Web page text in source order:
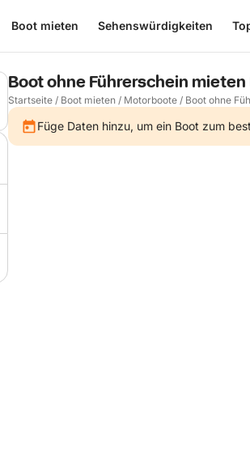
Boot mieten Sehenswürdigkeiten
Boot ohne Führerschein
Startseite / Boot mieten / Motorboote / Boot ohne
Füge Daten hinzu, um ein Boot zum